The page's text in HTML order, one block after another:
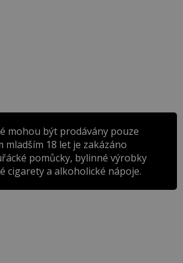
mohou být prodávány pouze
mladším 18 let je zakázáno
pomůcky, bylinné výrobky
cigarety a alkoholické nápoje.